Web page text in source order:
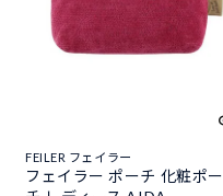
FEILER フェイラー
フェイラー ポーチ 化粧ポー